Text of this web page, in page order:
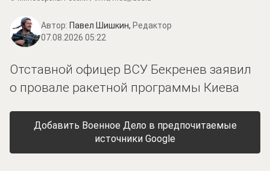
Автор: Павел Шишкин, Редактор
07.08.2026 05:22
Отставной офицер ВСУ Бекренев заявил
о провале ракетной программы Киева
Добавить Военное Дело в предпочитаемые
источники Google